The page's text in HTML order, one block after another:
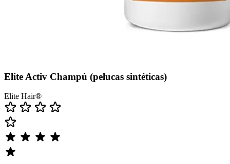
Elite Activ Champú (pelucas sintéticas)
Elite Hair®